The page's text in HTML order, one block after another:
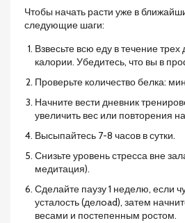
Чтобы начать расти уже в
следующие шаги:
Взвесьте всю еду в течение
калории. Убедитесь, что вы в
Проверьте количество белка:
Начните вести дневник
увеличить вес или повторения
Высыпайтесь 7-8 часов в сутки.
Снизьте уровень стресса вне
медитация).
Сделайте паузу 1 неделю, если
усталость (делoad), затем
весами и постепенным ростом.